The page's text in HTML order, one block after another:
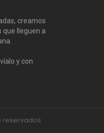
creamos
lleguen a
y con
reservados